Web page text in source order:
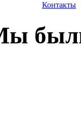
Контакты